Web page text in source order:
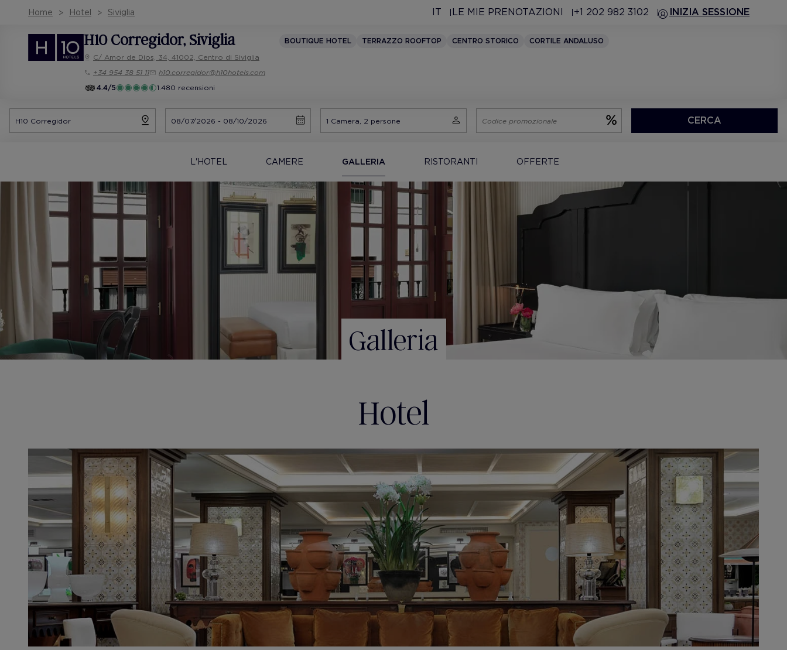
Home Hotel Siviglia IT LE MIE PRENOTAZIONI +1 202 982 3102 INIZIA SESSIONE
H10 Corregidor, Siviglia BOUTIQUE HOTEL TERRAZZO ROOFTOP CENTRO STORICO
CORTILE ANDALUSO
C/ Amor de Dios, 34, 41002, Centro di Siviglia
+34 954 38 51 11
h10.corregidor@h10hotels.com
4.4/5
1.480 recensioni
CERCA
L'HOTEL CAMERE GALLERIA RISTORANTI OFFERTE
Galleria
Hotel